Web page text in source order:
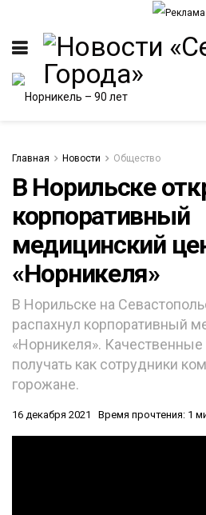
Главная Новости Общество
В Норильске
корпоративный
медицинский
«Норникеля»
В Норильске на
распахнул корпоративный
«Норникеля». Качественные
получать как сотрудники
горожане.
16 декабря 2021 Время прочтения: 1